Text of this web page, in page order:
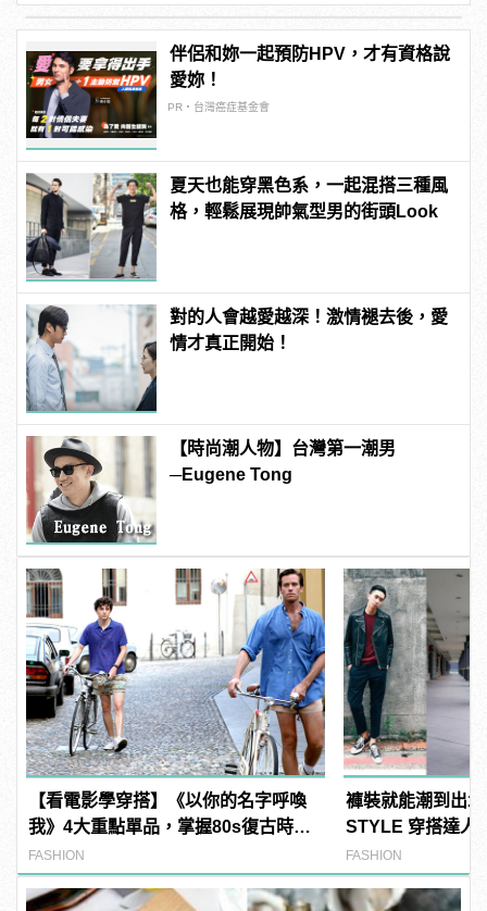
伴侶和妳一起預防HPV，才有資格說
愛妳！
PR・台灣癌症基金會
夏天也能穿黑色系，一起混搭三種風
格，輕鬆展現帥氣型男的街頭Look
對的人會越愛越深！激情褪去後，愛
情才真正開始！
【時尚潮人物】台灣第一潮男
─Eugene Tong
【看電影學穿搭】《以你的名字呼喚
我》4大重點單品，掌握80s復古時裝
潮！
FASHION
褲裝就能潮到出
STYLE 穿搭達人
感LOOK！
FASHION